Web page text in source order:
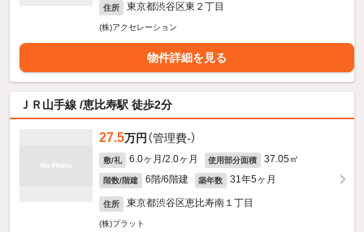
住所 東京都渋谷区東２丁目
(株)アクセレーション
物件詳細を見る
ＪＲ山手線 /恵比寿駅 徒歩2分
27.5万円 （管理費-）
敷/礼 6.0ヶ月/2.0ヶ月 使用部分面積 37.05㎡
階数/階建 6階/6階建 築年数 31年5ヶ月
住所 東京都渋谷区恵比寿南１丁目
(株)プラット